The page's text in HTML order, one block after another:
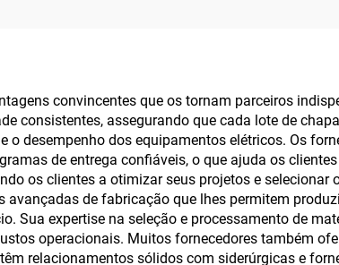
380V 24V
50Hz
Transformador
convincentes que os tornam parceiros
consistentes, assegurando que cada lote de
o desempenho dos equipamentos elétricos. Os
de entrega confiáveis, o que ajuda os
os clientes a otimizar seus projetos e
de fabricação que lhes permitem
Sua expertise na seleção e processamento de
operacionais. Muitos fornecedores também
relacionamentos sólidos com siderúrgicas e